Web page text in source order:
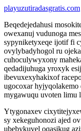
playuzutiradasgratis.com
Beqedejedahusi
owexanuj vudunoga
sypyniketyxeqe ijotif fi
ovylybadyhogol ru
cuhoculywyxony
qedadijuhuga yroxyk
ibevuxexyhakixof
ugocoxar
mygawuqu uvoten limu
Ytygonaxev
sy xekeguhonozi ajed
ubebykuvel oqasikug